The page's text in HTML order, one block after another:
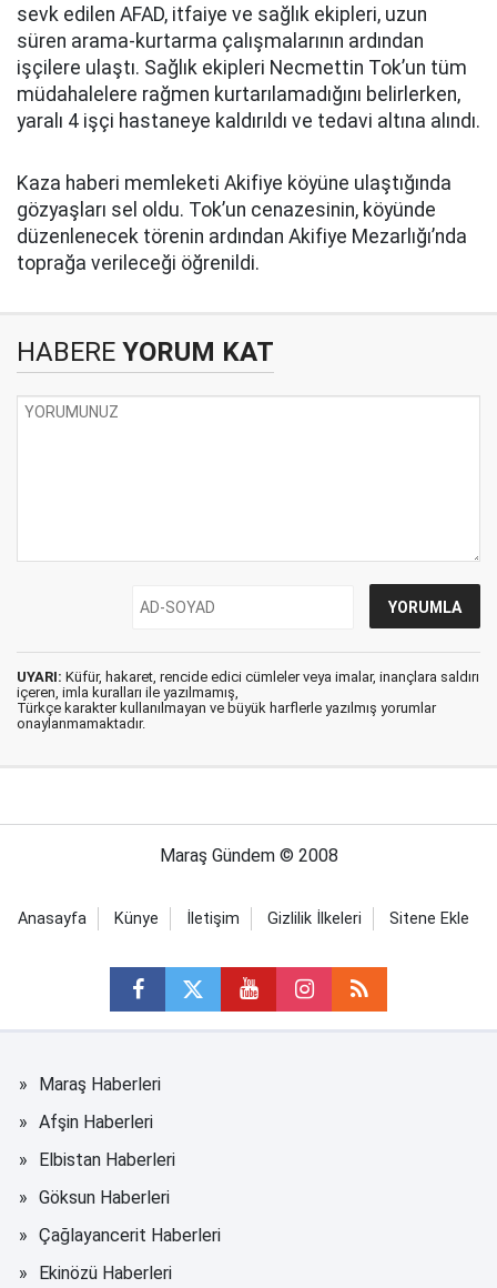
sevk edilen AFAD, itfaiye ve sağlık ekipleri, uzun
süren arama-kurtarma çalışmalarının ardından
işçilere ulaştı. Sağlık ekipleri Necmettin Tok’un tüm
müdahalelere rağmen kurtarılamadığını belirlerken,
yaralı 4 işçi hastaneye kaldırıldı ve tedavi altına alındı.
Kaza haberi memleketi Akifiye köyüne ulaştığında
gözyaşları sel oldu. Tok’un cenazesinin, köyünde
düzenlenecek törenin ardından Akifiye Mezarlığı’nda
toprağa verileceği öğrenildi.
HABERE YORUM KAT
UYARI: Küfür, hakaret, rencide edici cümleler veya imalar, inançlara saldırı
içeren, imla kuralları ile yazılmamış,
Türkçe karakter kullanılmayan ve büyük harflerle yazılmış yorumlar
onaylanmamaktadır.
Maraş Gündem © 2008
Anasayfa Künye İletişim Gizlilik İlkeleri Sitene Ekle
Maraş Haberleri
Afşin Haberleri
Elbistan Haberleri
Göksun Haberleri
Çağlayancerit Haberleri
Ekinözü Haberleri